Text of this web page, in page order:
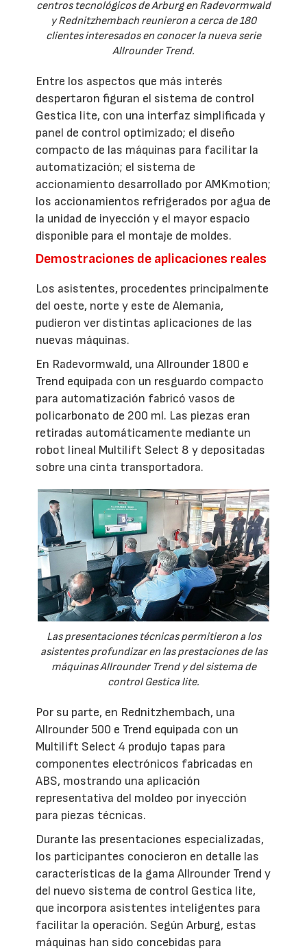
centros tecnológicos de Arburg en Radevormwald
y Rednitzhembach reunieron a cerca de 180
clientes interesados en conocer la nueva serie
Allrounder Trend.
Entre los aspectos que más interés
despertaron figuran el sistema de control
Gestica lite, con una interfaz simplificada y
panel de control optimizado; el diseño
compacto de las máquinas para facilitar la
automatización; el sistema de
accionamiento desarrollado por AMKmotion;
los accionamientos refrigerados por agua de
la unidad de inyección y el mayor espacio
disponible para el montaje de moldes.
Demostraciones de aplicaciones reales
Los asistentes, procedentes principalmente
del oeste, norte y este de Alemania,
pudieron ver distintas aplicaciones de las
nuevas máquinas.
En Radevormwald, una Allrounder 1800 e
Trend equipada con un resguardo compacto
para automatización fabricó vasos de
policarbonato de 200 ml. Las piezas eran
retiradas automáticamente mediante un
robot lineal Multilift Select 8 y depositadas
sobre una cinta transportadora.
Las presentaciones técnicas permitieron a los
asistentes profundizar en las prestaciones de las
máquinas Allrounder Trend y del sistema de
control Gestica lite.
Por su parte, en Rednitzhembach, una
Allrounder 500 e Trend equipada con un
Multilift Select 4 produjo tapas para
componentes electrónicos fabricadas en
ABS, mostrando una aplicación
representativa del moldeo por inyección
para piezas técnicas.
Durante las presentaciones especializadas,
los participantes conocieron en detalle las
características de la gama Allrounder Trend y
del nuevo sistema de control Gestica lite,
que incorpora asistentes inteligentes para
facilitar la operación. Según Arburg, estas
máquinas han sido concebidas para